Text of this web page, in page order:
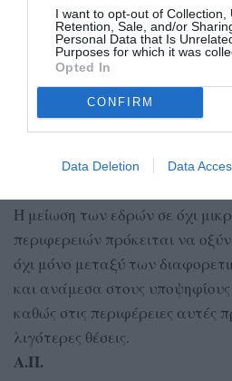
I want to opt-out of Collection,
Retention, Sale, and/or
Personal Data that Is
Purposes for which it was
Opted In
CONFIRM
Data Deletion Data
Λάρισας, Μαγνησίας,
Τρικάλων και Φθιώτιδας.
Από μία άποψη, το
βόλευε τα κομματικά
ο εκλογικός «χάρτης» όσον
σχεδιασμοί.
Η μείωση των εδρών σε όχι
περιφερειών πρόκειται να
όχι μόνο μεταξύ των
και ανάμεσα στους
καθώς στις περιφέρειες αυτές
λιγότερες θέσεις.
Α.Π.